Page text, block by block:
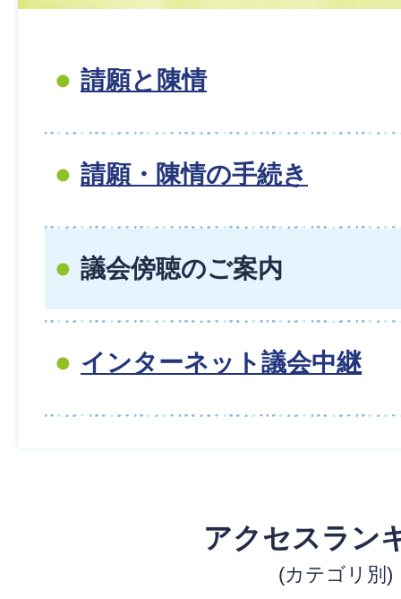
請願と陳情
請願・陳情の手続き
議会傍聴のご案内
インターネット議会中継
アクセスラン
(カテゴリ別)